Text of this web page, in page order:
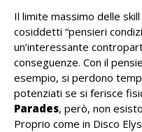
Il limite massimo delle
cosiddetti “pensieri
un’interessante
conseguenze. Con il
esempio, si perdono
potenziati se si ferisce
Parades, però, non
Proprio come in Disco